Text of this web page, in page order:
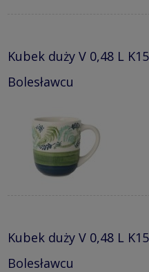
Kubek duży V 0,48 L
Bolesławcu
Kubek duży V 0,48 L
Bolesławcu